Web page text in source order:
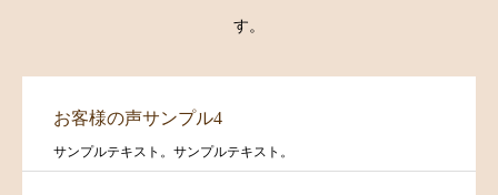
す。
お客様の声サンプル4
サンプルテキスト。サンプルテキスト。